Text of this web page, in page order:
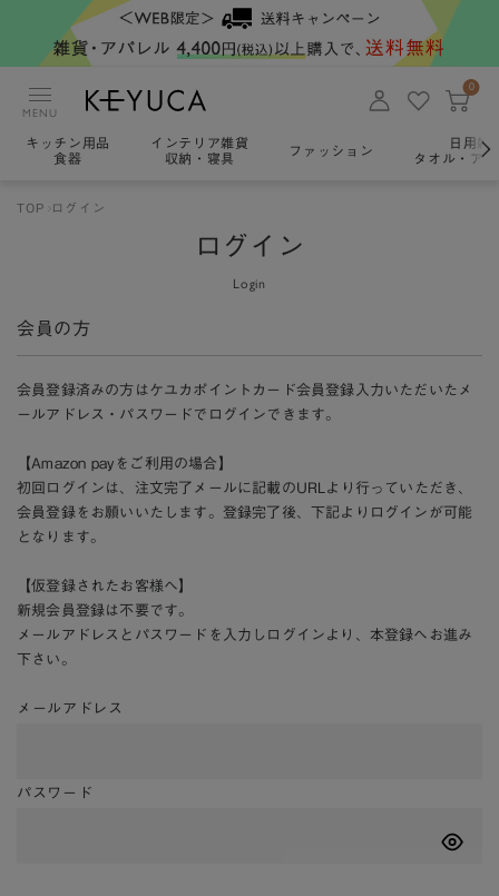
MENU
0
キッチン用品
食器
インテリア雑貨
収納・寝具
ファッション
日用雑
タオル・ア
TOP ログイン
ログイン
Login
会員の方
会員登録済みの方はケユカポイントカード会員登録入力いただいたメ
ールアドレス・パスワードでログインできます。
【Amazon payをご利用の場合】
初回ログインは、注文完了メールに記載のURLより行っていただき、
会員登録をお願いいたします。登録完了後、下記よりログインが可能
となります。
【仮登録されたお客様へ】
新規会員登録は不要です。
メールアドレスとパスワードを入力しログインより、本登録へお進み
下さい。
メールアドレス
パスワード